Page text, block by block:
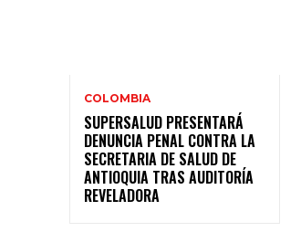
COLOMBIA
SUPERSALUD PRESENTARÁ
DENUNCIA PENAL CONTRA LA
SECRETARIA DE SALUD DE
ANTIOQUIA TRAS AUDITORÍA
REVELADORA